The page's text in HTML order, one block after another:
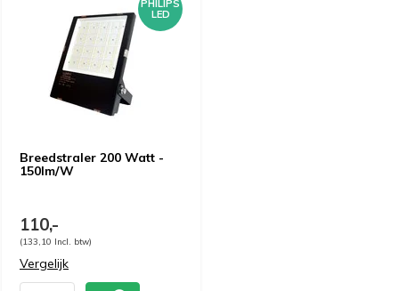
Breedstraler 200 Watt -
150lm/W
PHILIPS
LED
110,-
(133,10 Incl. btw)
Vergelijk